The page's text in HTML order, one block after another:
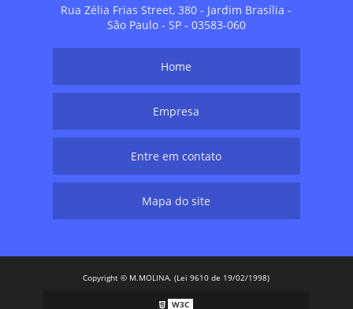
Rua Zélia Frias Street, 380 - Jardim Brasília -
São Paulo - SP - 03583-060
Home
Empresa
Entre em contato
Mapa do site
Copyright © M.MOLINA. (Lei 9610 de 19/02/1998)
W3C